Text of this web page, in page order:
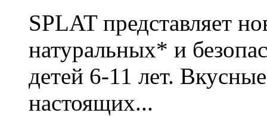
SPLAT представляет
натуральных* и
детей 6-11 лет.
настоящих...